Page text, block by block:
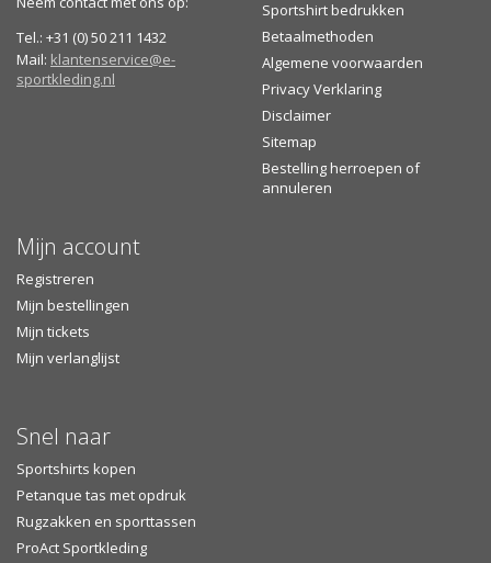
vanaf €30,- in Nederland of vanaf €75,-
naar België
Zelf het aflevermoment bepalen (na verzending) en het
Afhalen is mogelijk bij een GLS PakketShop (na verzending)
Tel.: +31 (0) 50 211 1432
Mail: klantenservice@e-
sportkleding.nl
Sportshirt bedrukken
Betaalmethoden
Algemene voorwaarden
Privacy Verklaring
Disclaimer
Sitemap
Bestelling herroepen of
annuleren
Mijn account
Registreren
Mijn bestellingen
Mijn tickets
Mijn verlanglijst
Snel naar
Sportshirts kopen
Petanque tas met opdruk
Rugzakken en sporttassen
ProAct Sportkleding